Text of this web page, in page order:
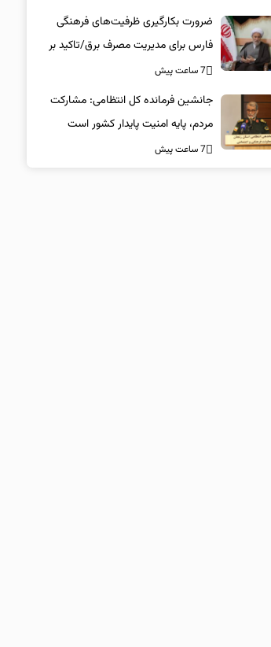
ضرورت بکارگیری ظرفیت‌های فرهنگی
فارس برای مدیریت مصرف برق/تاکید بر
همراهی همگانی در پویش ۲۵ درجه
7 ساعت پیش
جانشین فرمانده کل انتظامی: مشارکت
مردم، پایه امنیت پایدار کشور است
7 ساعت پیش